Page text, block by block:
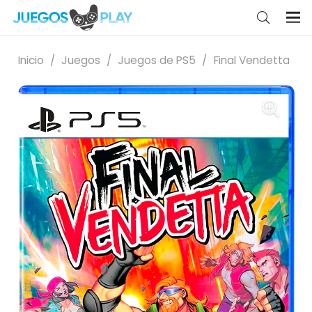
Inicio / Juegos / Juegos de PS5 / Final Vendetta